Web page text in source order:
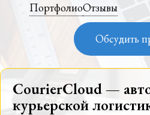
ПортфолиоОтзывы
Обсудить
CourierCloud —
курьерской